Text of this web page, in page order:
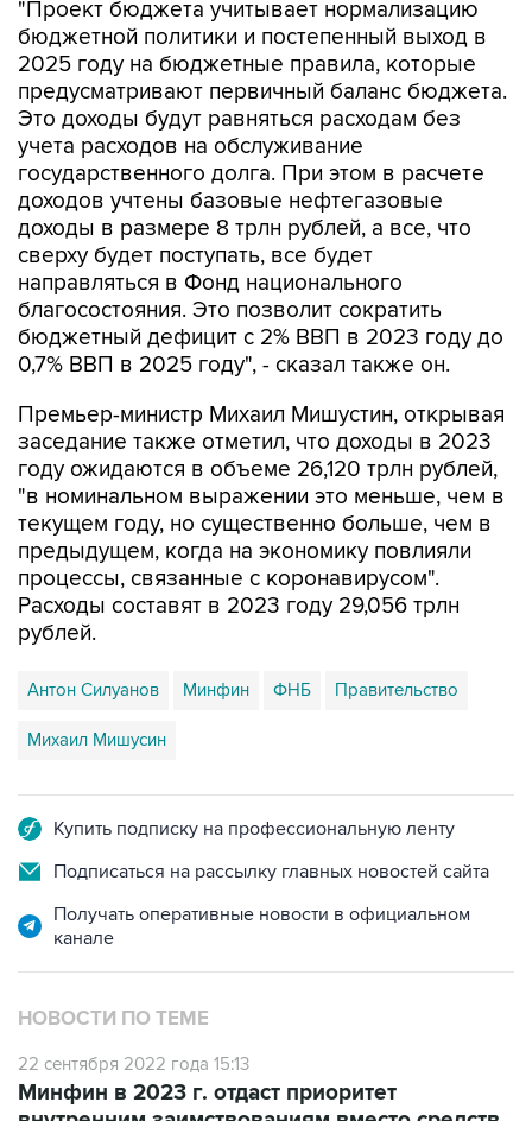
2025 году на бюджетные правила, которые
предусматривают первичный баланс бюджета.
Это доходы будут равняться расходам без
учета расходов на обслуживание
государственного долга. При этом в расчете
доходов учтены базовые нефтегазовые
доходы в размере 8 трлн рублей, а все, что
сверху будет поступать, все будет
направляться в Фонд национального
благосостояния. Это позволит сократить
бюджетный дефицит с 2% ВВП в 2023 году до
0,7% ВВП в 2025 году", - сказал также он.
Премьер-министр Михаил Мишустин, открывая
году ожидаются в объеме 26,120 трлн рублей,
"в номинальном выражении это меньше, чем в
текущем году, но существенно больше, чем в
предыдущем, когда на экономику повлияли
процессы, связанные с коронавирусом".
Расходы составят в 2023 году 29,056 трлн
рублей.
Антон Силуанов
Михаил Мишусин
Подписаться на рассылку главных новостей сайта
Получать оперативные новости в официальном
НОВОСТИ ПО ТЕМЕ
22 сентября 2022 года 15:13
внутренним заимствованиям вместо средств
ФНБ